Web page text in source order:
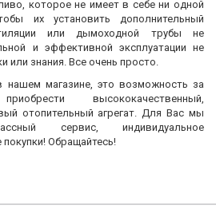
которое не имеет в себе ни одной
их установить дополнительный
или дымоходной трубы не
и эффективной эксплуатации не
или знания. Все очень просто.
нашем магазине, это возможность за
высококачественный,
отопительный агрегат. Для Вас мы
сервис, индивидуальное
Обращайтесь!